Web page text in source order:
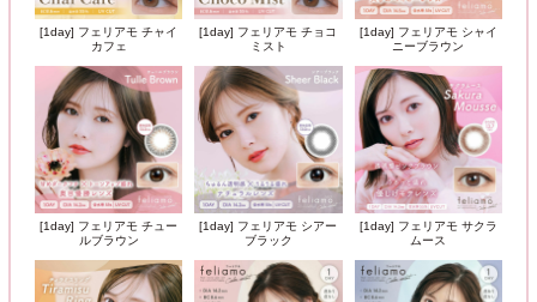
[1day] フェリアモ チャイ
カフェ
[1day] フェリアモ チョコ
ミスト
[1day] フェリアモ シャイ
ニーブラウン
[1day] フェリアモ チュー
ルブラウン
[1day] フェリアモ シアー
ブラック
[1day] フェリアモ サクラ
ムース